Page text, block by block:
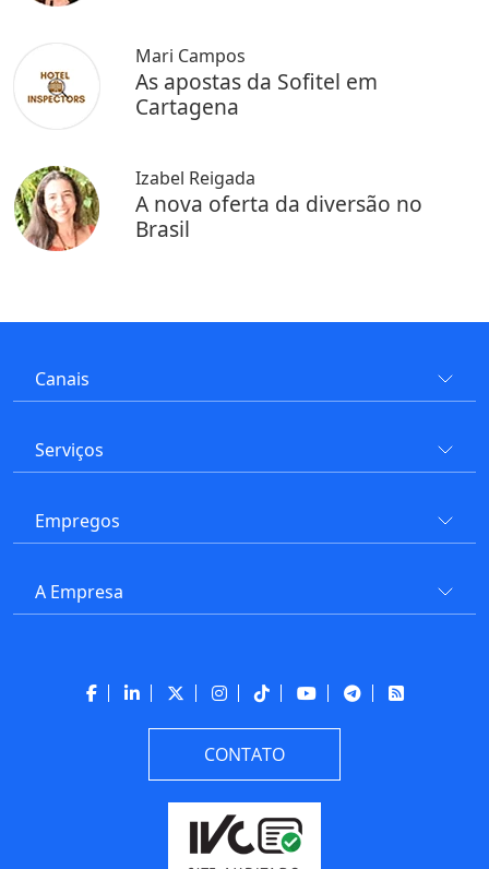
Mari Campos
As apostas da Sofitel em
Cartagena
Izabel Reigada
A nova oferta da diversão no
Brasil
Canais
Serviços
Empregos
A Empresa
CONTATO